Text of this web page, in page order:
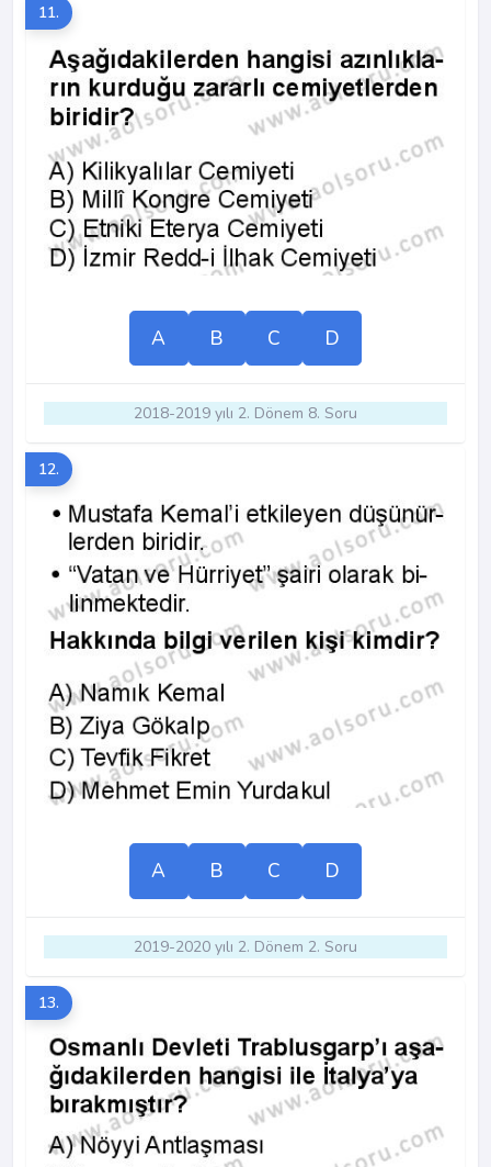
11.
A B C D
2018-2019 yılı 2. Dönem 8. Soru
12.
A B C D
2019-2020 yılı 2. Dönem 2. Soru
13.